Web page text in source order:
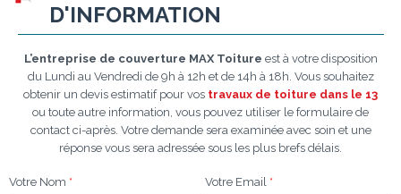
D'INFORMATION
L’entreprise de couverture MAX Toiture est à votre disposition
du Lundi au Vendredi de 9h à 12h et de 14h à 18h. Vous souhaitez
obtenir un devis estimatif pour vos travaux de toiture dans le 13
ou toute autre information, vous pouvez utiliser le formulaire de
contact ci-après. Votre demande sera examinée avec soin et une
réponse vous sera adressée sous les plus brefs délais.
Votre Nom * Votre Email *